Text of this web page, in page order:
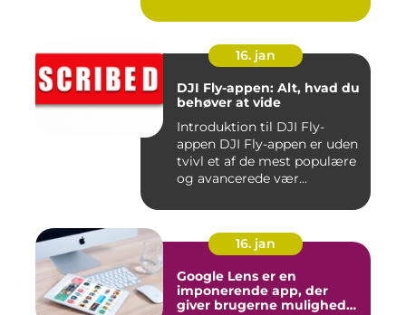
16. jan
DJI Fly-appen: Alt, hvad du
behøver at vide
Introduktion til DJI Fly-
appen DJI Fly-appen er uden
tvivl et af de mest populære
og avancerede vær...
16. jan
Google Lens er en
imponerende app, der
giver brugerne mulighed